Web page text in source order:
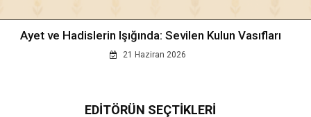
Ayet ve Hadislerin Işığında: Sevilen Kulun Vasıfları
21 Haziran 2026
EDİTÖRÜN SEÇTİKLERİ